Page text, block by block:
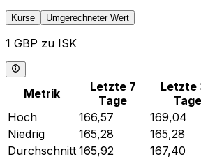
Kurse Umgerechneter Wert
1 GBP zu ISK
Metrik
Letzte 7
Tage
Letzte
Tage
Hoch
166,57 169,04
Niedrig
165,28 165,28
Durchschnitt 165,92 167,40